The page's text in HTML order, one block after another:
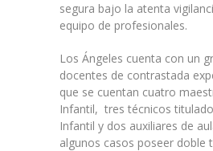
segura bajo la atenta
equipo de profesionales.
Los Ángeles cuenta con un
docentes de contrastada
que se cuentan cuatro
Infantil, tres técnicos
Infantil y dos auxiliares de
algunos casos poseer doble